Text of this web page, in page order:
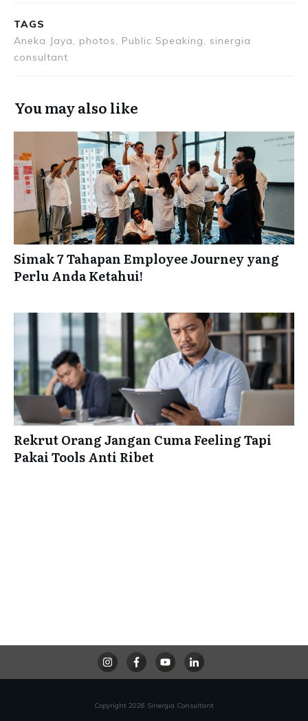
TAGS
Aneka Jaya, photos, Public Speaking, sinergia
consultant
You may also like
Simak 7 Tahapan Employee Journey yang
Perlu Anda Ketahui!
Rekrut Orang Jangan Cuma Feeling Tapi
Pakai Tools Anti Ribet
Copyright 2026 Sinergia Consultant